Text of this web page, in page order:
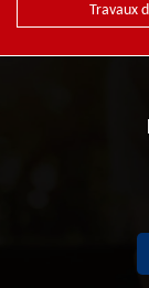
Travaux